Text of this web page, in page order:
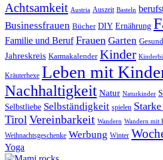
Achtsamkeit Austria Auszeit Basteln
Businessfrauen Bücher DIY Ernährung
Familie und Beruf Frauen Garten
Jahreskreis Karmakalender Kinder
Kräuterhexe Leben mit
Nachhaltigkeit Natur Naturkinder
Selbstliebe Selbständigkeit spielen
Tirol Vereinbarkeit Wandern Wandern mit
Weihnachtsgeschenke Werbung Winter
Yoga